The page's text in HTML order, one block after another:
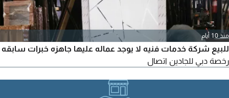
منذ 10 أيام
للبيع شركة خدمات فنيه لا يوجد عماله عليها جاهزه خبرات سابقه
رخصة دبي للجادين اتصال